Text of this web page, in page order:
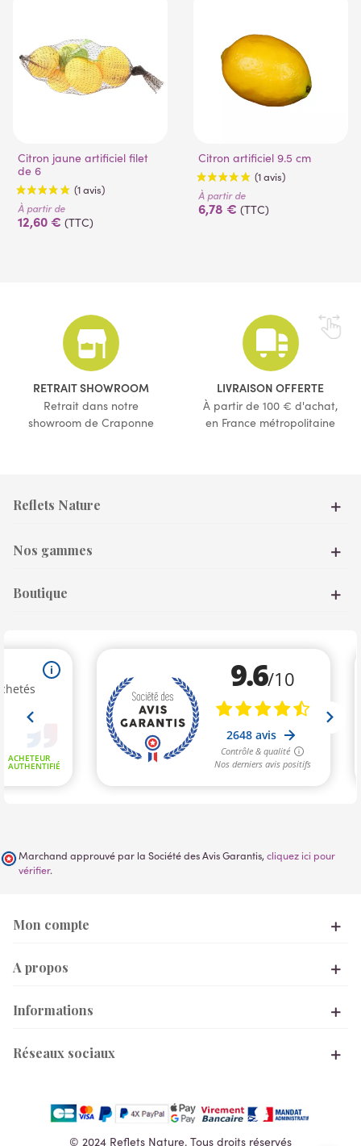
Citron jaune artificiel filet
de 6
(1 avis)
À partir de
12,60 € (TTC)
Citron artificiel 9.5 cm
(1 avis)
À partir de
6,78 € (TTC)
RETRAIT SHOWROOM
Retrait dans notre
showroom de Craponne
LIVRAISON OFFERTE
À partir de 100 € d'achat,
en France métropolitaine
Reflets Nature
Nos gammes
Boutique
Marchand approuvé par la Société des Avis Garantis, cliquez ici pour
vérifier.
Mon compte
A propos
Informations
Réseaux sociaux
© 2024 Reflets Nature. Tous droits réservés